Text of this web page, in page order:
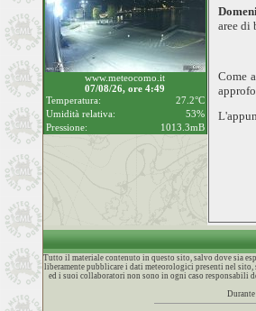
www.meteocomo.it
07/08/26, ore 4:49
Temperatura:
27.2°C
Umidità relativa:
53%
Pressione:
1013.3mB
aree di
Come
Tutto il materiale contenuto in questo sito, salvo dove sia
liberamente pubblicare i dati meteorologici presenti nel sito,
ed i suoi collaboratori non sono in ogni caso responsabili